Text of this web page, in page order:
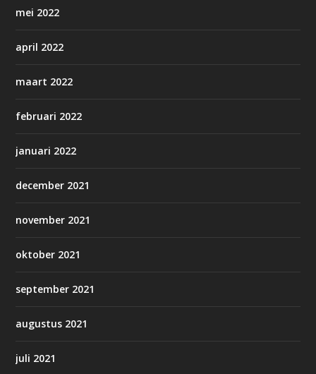
mei 2022
april 2022
maart 2022
februari 2022
januari 2022
december 2021
november 2021
oktober 2021
september 2021
augustus 2021
juli 2021